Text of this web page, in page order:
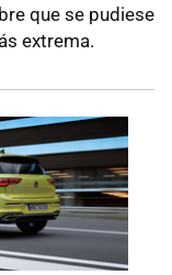
que se pudiese
extrema.